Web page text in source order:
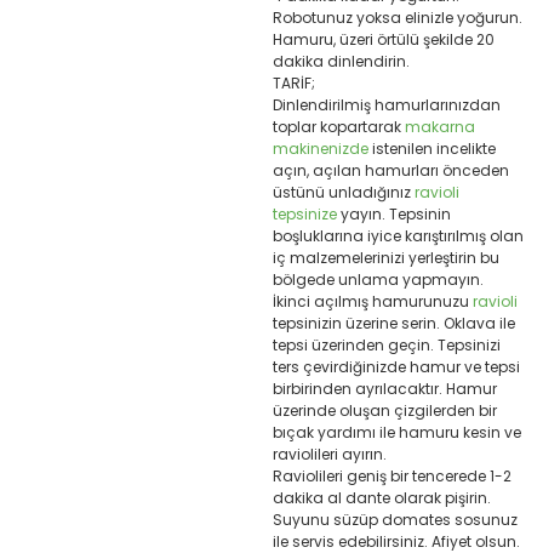
Robotunuz yoksa elinizle yoğurun.
Hamuru, üzeri örtülü şekilde 20
dakika dinlendirin.
TARİF;
Dinlendirilmiş hamurlarınızdan
toplar kopartarakmakarna
makinenizdeistenilen incelikte
açın, açılan hamurları önceden
üstünü unladığınızravioli
tepsinizeyayın. Tepsinin
boşluklarına iyice karıştırılmış olan
iç malzemelerinizi yerleştirin bu
bölgede unlama yapmayın.
İkinci açılmış hamurunuzu ravioli
tepsinizin üzerine serin. Oklava ile
tepsi üzerinden geçin. Tepsinizi
ters çevirdiğinizde hamur ve tepsi
birbirinden ayrılacaktır. Hamur
üzerinde oluşan çizgilerden bir
bıçak yardımı ile hamuru kesin ve
raviolileri ayırın.
Raviolileri geniş bir tencerede 1-2
dakika al dante olarak pişirin.
Suyunu süzüp domates sosunuz
ile servis edebilirsiniz. Afiyet olsun.